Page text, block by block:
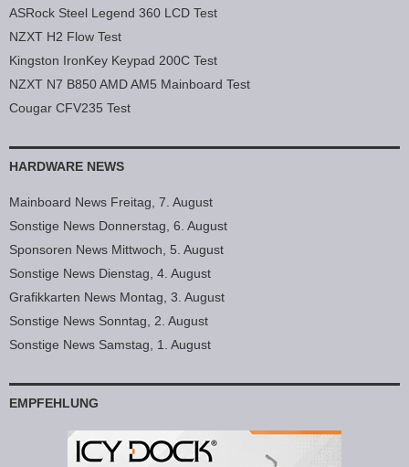
ASRock Steel Legend 360 LCD Test
NZXT H2 Flow Test
Kingston IronKey Keypad 200C Test
NZXT N7 B850 AMD AM5 Mainboard Test
Cougar CFV235 Test
HARDWARE NEWS
Mainboard News Freitag, 7. August
Sonstige News Donnerstag, 6. August
Sponsoren News Mittwoch, 5. August
Sonstige News Dienstag, 4. August
Grafikkarten News Montag, 3. August
Sonstige News Sonntag, 2. August
Sonstige News Samstag, 1. August
EMPFEHLUNG